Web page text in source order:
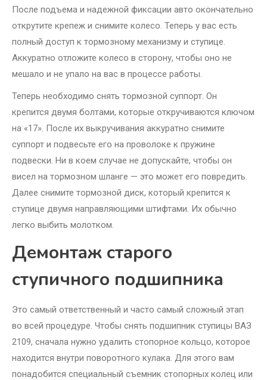
После подъема и надежной фиксации авто окончательно
открутите крепеж и снимите колесо. Теперь у вас есть
полный доступ к тормозному механизму и ступице.
Аккуратно отложите колесо в сторону, чтобы оно не
мешало и не упало на вас в процессе работы.
Теперь необходимо снять тормозной суппорт. Он
крепится двумя болтами, которые откручиваются ключом
на «17». После их выкручивания аккуратно снимите
суппорт и подвесьте его на проволоке к пружине
подвески. Ни в коем случае не допускайте, чтобы он
висел на тормозном шланге — это может его повредить.
Далее снимите тормозной диск, который крепится к
ступице двумя направляющими штифтами. Их обычно
легко выбить молотком.
Демонтаж старого
ступичного подшипника
Это самый ответственный и часто самый сложный этап
во всей процедуре. Чтобы снять подшипник ступицы ВАЗ
2109, сначала нужно удалить стопорное кольцо, которое
находится внутри поворотного кулака. Для этого вам
понадобится специальный съемник стопорных колец или